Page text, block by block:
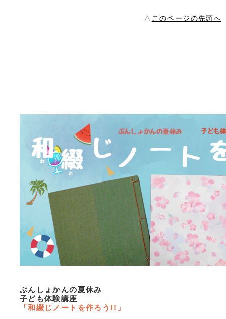
△ このページの先頭へ
ぶんしょかんの夏休み
子ども体験講座
「和綴じノートを作ろう!!」